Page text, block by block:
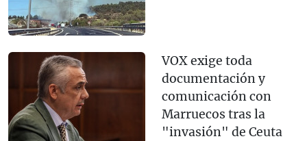
VOX exige toda
documentación y
comunicación con
Marruecos tras la
"invasión" de Ceuta